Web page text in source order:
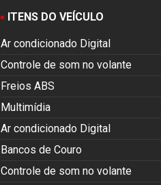
ITENS DO VEÍCULO
Ar condicionado Digital
Controle de som no volante
Freios ABS
Multimídia
Ar condicionado Digital
Bancos de Couro
Controle de som no volante